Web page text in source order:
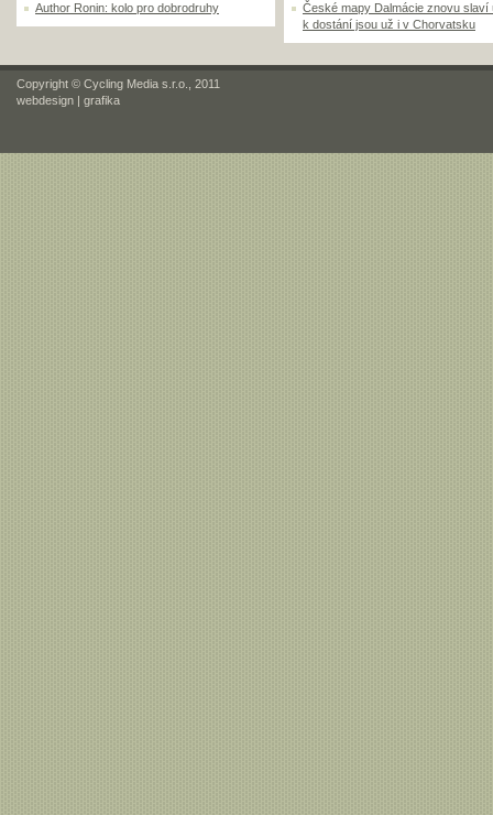
Author Ronin: kolo pro dobrodruhy
České mapy Dalmácie znovu slaví
k dostání jsou už i v Chorvatsku
Copyright © Cycling Media s.r.o., 2011
webdesign | grafika